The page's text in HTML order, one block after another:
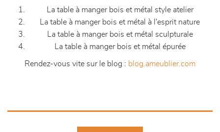
La table à manger bois et métal style atelier
La table à manger bois et métal à l'esprit nature
La table à manger bois et métal sculpturale
La table à manger bois et métal épurée
Rendez-vous vite sur le blog : blog.ameublier.com